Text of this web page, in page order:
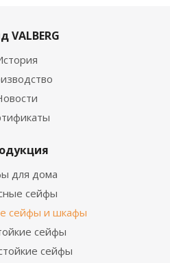
VALBERG
для дома
сейфы
сейфы и шкафы
сейфы
сейфы